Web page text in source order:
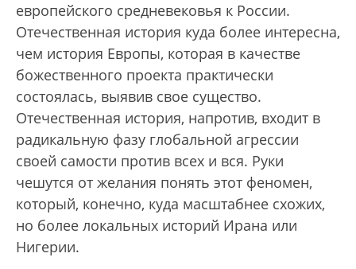
европейского средневековья к России.
Отечественная история куда более интересна,
чем история Европы, которая в качестве
божественного проекта практически
состоялась, выявив свое существо.
Отечественная история, напротив, входит в
радикальную фазу глобальной агрессии
своей самости против всех и вся. Руки
чешутся от желания понять этот феномен,
который, конечно, куда масштабнее схожих,
но более локальных историй Ирана или
Нигерии.